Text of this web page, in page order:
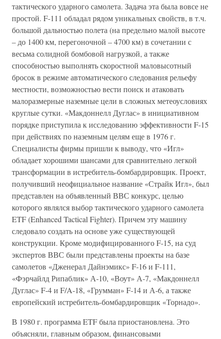
тактического ударного самолета. Задача эта была вовсе не
простой. F-111 обладал рядом уникальных свойств, в т.ч.
большой дальностью полета (на предельно малой высоте
– до 1400 км, перегоночной – 4700 км) в сочетании с
весьма солидной бомбовой нагрузкой, а также
способностью выполнять скоростной маловысотный
бросок в режиме автоматического следования рельефу
местности, возможностью вести поиск и атаковать
малоразмерные наземные цели в сложных метеоусловиях
круглые сутки. «Макдоннелл Дуглас» в инициативном
порядке приступила к исследованию эффективности F-15
при действиях по наземным целям еще в 1976 г.
Специалисты фирмы пришли к выводу, что «Игл»
обладает хорошими шансами для сравнительно легкой
трансформации в истребитель-бомбардировщик. Проект,
получивший неофициальное название «Страйк Игл», был
представлен на объявленный ВВС конкурс, целью
которого являлся выбор тактического ударного самолета
ETF (Enhanced Tactical Fighter). Причем эту машину
следовало создать на основе уже существующей
конструкции. Кроме модифицированного F-15, на суд
экспертов ВВС были представлены проекты на базе
самолетов «Дженерал Дайнэмикс» F-16 и F-111,
«Фэрчайлд Рипаблик» А-10, «Воут» А-7, «Макдоннелл
Дуглас» F-4 и F/A-18, «Грумман» F-14 и А-6, а также
европейский истребитель-бомбардировщик «Торнадо».
В 1980 г. программа ETF была приостановлена. Это
объясняли, главным образом, финансовыми